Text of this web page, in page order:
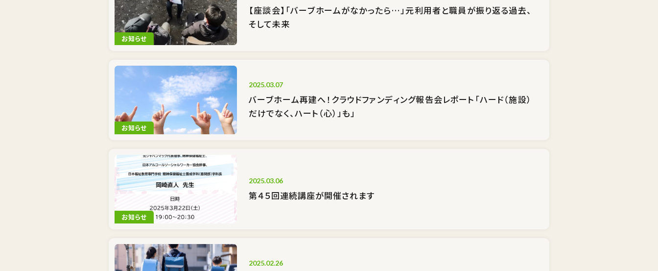
お知らせ
【座談会】「バーブホームがなかったら…」元利用者と職員が振り返る過去、
そして未来
お知らせ
2025.03.07
バーブホーム再建へ！クラウドファンディング報告会レポート「ハード（施設）
だけでなく、ハート（心）」も」
お知らせ
2025.03.06
第４５回連続講座が開催されます
2025.02.26